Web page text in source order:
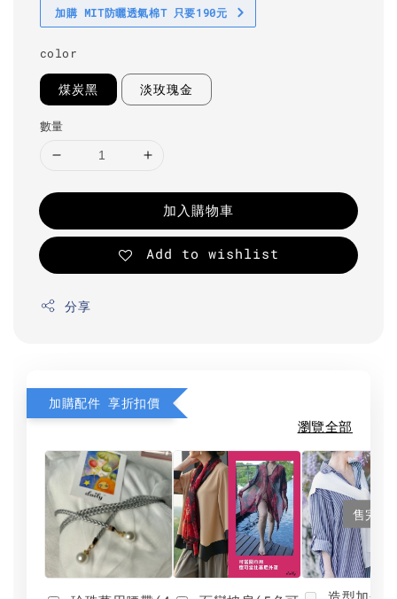
加購 MIT防曬透氣棉T 只要190元
color
煤炭黑 淡玫瑰金
數量
加入購物車
Add to wishlist
分享
加購配件 享折扣價
瀏覽全部
售完